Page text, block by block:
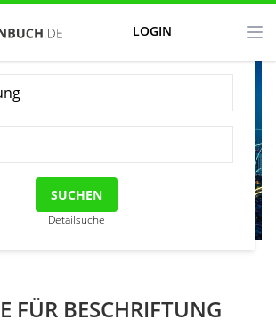
LOGIN
SUCHEN
Detailsuche
FÜR BESCHRIFTUNG